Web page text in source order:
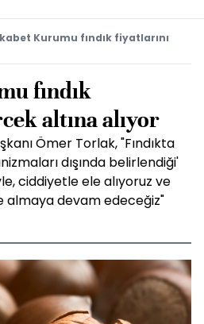
Kurumu fındık fiyatlarını
fındık
altına alıyor
Ömer Torlak, "Fındıkta
dışında belirlendiği'
ciddiyetle ele alıyoruz ve
almaya devam edeceğiz"